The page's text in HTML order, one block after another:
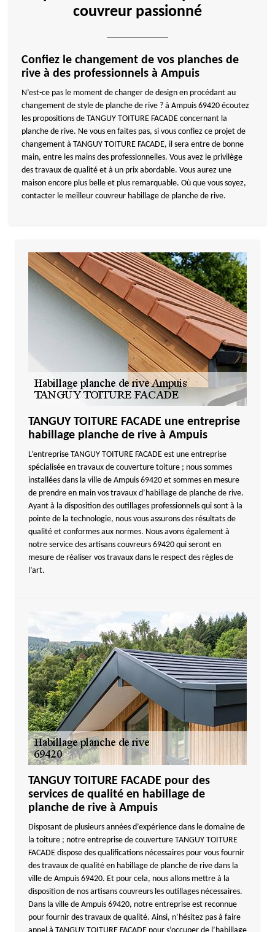
couvreur passionné
Confiez le changement de vos planches de
rive à des professionnels à Ampuis
N’est-ce pas le moment de changer de design en procédant au
changement de style de planche de rive ? à Ampuis 69420 écoutez
les propositions de TANGUY TOITURE FACADE concernant la
planche de rive. Ne vous en faites pas, si vous confiez ce projet de
changement à TANGUY TOITURE FACADE, il sera entre de bonne
main, entre les mains des professionnelles. Vous avez le privilège
des travaux de qualité et à un prix abordable. Vous aurez une
maison encore plus belle et plus remarquable. Où que vous soyez,
contacter le meilleur couvreur habillage de planche de rive.
TANGUY TOITURE FACADE une entreprise
habillage planche de rive à Ampuis
L’entreprise TANGUY TOITURE FACADE est une entreprise
spécialisée en travaux de couverture toiture ; nous sommes
installées dans la ville de Ampuis 69420 et sommes en mesure
de prendre en main vos travaux d’habillage de planche de rive.
Ayant à la disposition des outillages professionnels qui sont à la
pointe de la technologie, nous vous assurons des résultats de
qualité et conformes aux normes. Nous avons également à
notre service des artisans couvreurs 69420 qui seront en
mesure de réaliser vos travaux dans le respect des règles de
l’art.
TANGUY TOITURE FACADE pour des
services de qualité en habillage de
planche de rive à Ampuis
Disposant de plusieurs années d’expérience dans le domaine de
la toiture ; notre entreprise de couverture TANGUY TOITURE
FACADE dispose des qualifications nécessaires pour vous fournir
des travaux de qualité en habillage de planche de rive dans la
ville de Ampuis 69420. Et pour cela, nous allons mettre à la
disposition de nos artisans couvreurs les outillages nécessaires.
Dans la ville de Ampuis 69420, notre entreprise est reconnue
pour fournir des travaux de qualité. Ainsi, n’hésitez pas à faire